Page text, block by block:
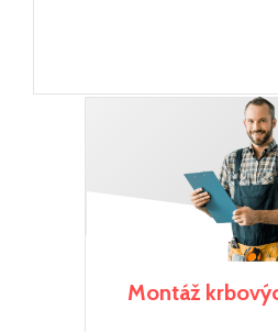
Montáž